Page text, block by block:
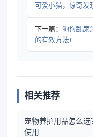
可爱小猫，惊奇发
下一篇： 狗狗乱尿
的有效方法）
相关推荐
宠物养护用品怎么
使用